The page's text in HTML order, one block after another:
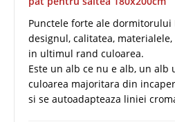
Punctele forte ale dormitorului
designul, calitatea,
in ultimul rand culoarea.
Este un alb ce nu e alb, un alb
culoarea majoritara din
si se autoadapteaza liniei